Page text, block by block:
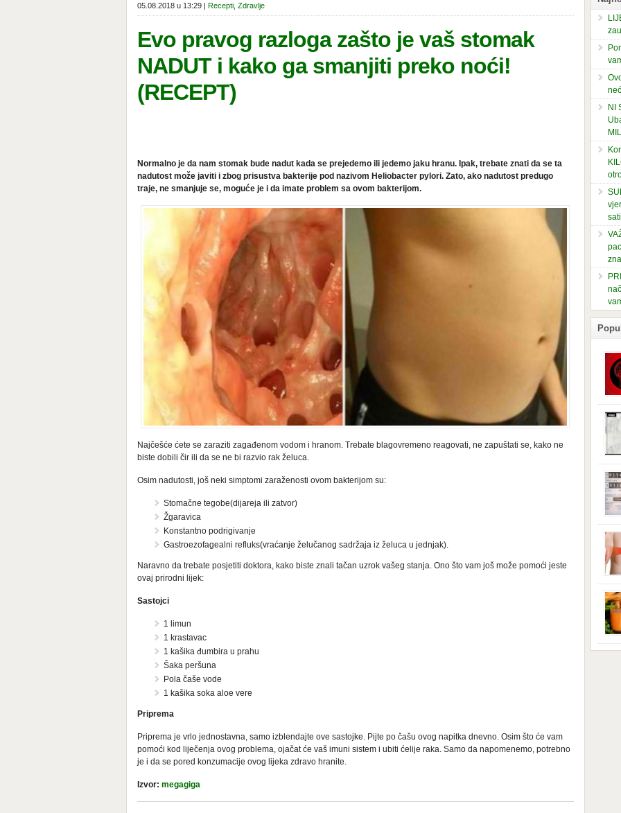
05.08.2018 u 13:29 | Recepti Zdravlje
Evo pravog razloga zašto je vaš stomak
NADUT i kako ga smanjiti preko noći!
(RECEPT)
Normalno je da nam stomak bude nadut kada se prejedemo ili jedemo jaku hranu. Ipak, trebate znati da se ta
nadutost može javiti i zbog prisustva bakterije pod nazivom Heliobacter pylori. Zato, ako nadutost predugo
traje, ne smanjuje se, moguće je i da imate problem sa ovom bakterijom.
Najčešće ćete se zaraziti zagađenom vodom i hranom. Trebate blagovremeno reagovati, ne zapuštati se, kako ne
biste dobili čir ili da se ne bi razvio rak želuca.
Osim nadutosti, još neki simptomi zaraženosti ovom bakterijom su:
Stomačne tegobe(dijareja ili zatvor)
Žgaravica
Konstantno podrigivanje
Gastroezofagealni refluks(vraćanje želučanog sadržaja iz želuca u jednjak).
Naravno da trebate posjetiti doktora, kako biste znali tačan uzrok vašeg stanja. Ono što vam još može pomoći jeste
ovaj prirodni lijek:
Sastojci
1 limun
1 krastavac
1 kašika đumbira u prahu
Šaka peršuna
Pola čaše vode
1 kašika soka aloe vere
Priprema
Priprema je vrlo jednostavna, samo izblendajte ove sastojke. Pijte po čašu ovog napitka dnevno. Osim što će vam
pomoći kod liječenja ovog problema, ojačat će vaš imuni sistem i ubiti ćelije raka. Samo da napomenemo, potrebno
je i da se pored konzumacije ovog lijeka zdravo hranite.
Izvor: megagiga
NI
sati
se
je